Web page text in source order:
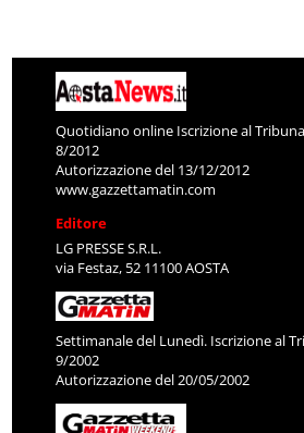
Quotidiano online Iscrizione al
8/2012
Autorizzazione del 13/12/2012
www.gazzettamatin.com
Editore
LG PRESSE S.R.L.
via Festaz, 52 11100 AOSTA
Settimanale del Lunedì. Iscrizione al
9/2002
Autorizzazione del 20/05/2002